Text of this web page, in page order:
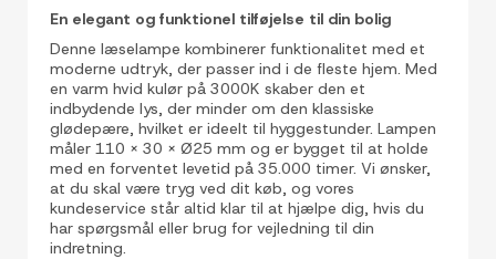
En elegant og funktionel tilføjelse til din bolig
Denne læselampe kombinerer funktionalitet med et
moderne udtryk, der passer ind i de fleste hjem. Med
en varm hvid kulør på 3000K skaber den et
indbydende lys, der minder om den klassiske
glødepære, hvilket er ideelt til hyggestunder. Lampen
måler 110 x 30 x Ø25 mm og er bygget til at holde
med en forventet levetid på 35.000 timer. Vi ønsker,
at du skal være tryg ved dit køb, og vores
kundeservice står altid klar til at hjælpe dig, hvis du
har spørgsmål eller brug for vejledning til din
indretning.